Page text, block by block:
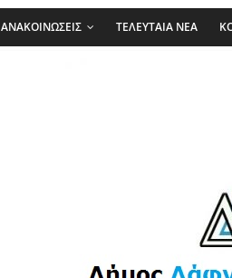
ΑΝΑΚΟΙΝΩΣΕΙΣ ΤΕΛΕΥΤΑΙΑ ΝΕΑ